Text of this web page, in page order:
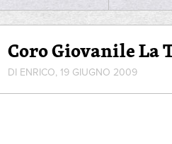
Coro Giovanile La
DI ENRICO, 19 GIUGNO 2009